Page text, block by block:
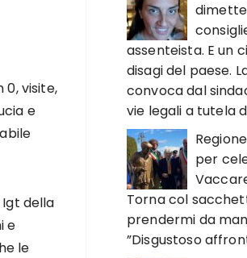
0, visite,
e
della
e
le
assenteista. E un
disagi del paese.
convoca dal
vie legali a tutela
per
Torna col
prendermi da
”Disgustoso